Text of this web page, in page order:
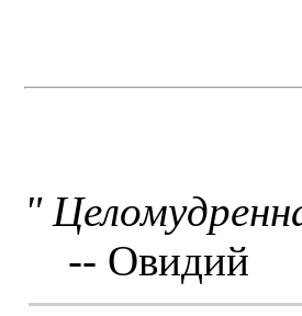
"
-- Овидий